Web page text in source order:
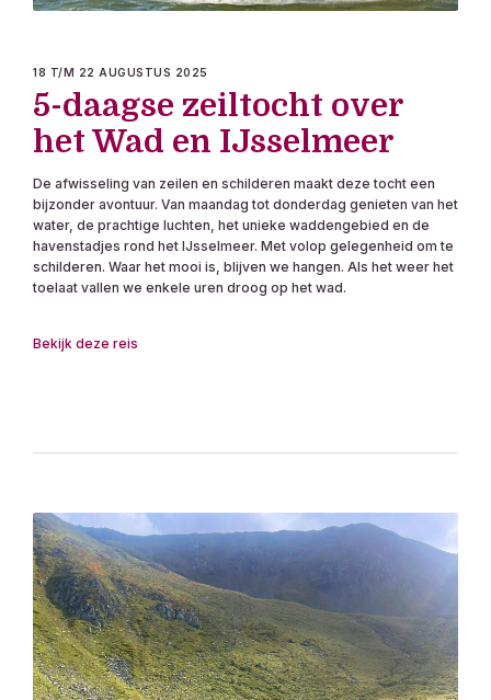
18 T/M 22 AUGUSTUS 2025
5-daagse zeiltocht over
het Wad en IJsselmeer
De afwisseling van zeilen en schilderen maakt deze tocht een
bijzonder avontuur. Van maandag tot donderdag genieten van het
water, de prachtige luchten, het unieke waddengebied en de
havenstadjes rond het IJsselmeer. Met volop gelegenheid om te
schilderen. Waar het mooi is, blijven we hangen. Als het weer het
toelaat vallen we enkele uren droog op het wad.
Bekijk deze reis